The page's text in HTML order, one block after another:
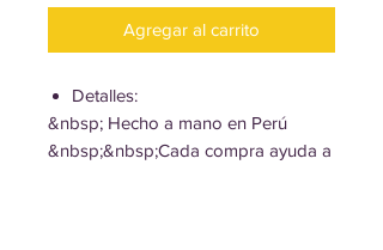
Agregar al carrito
Detalles:
&nbsp; Hecho a mano en Perú
&nbsp;&nbsp;Cada compra ayuda a